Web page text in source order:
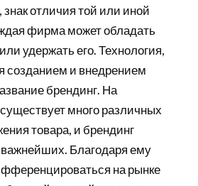
отличия той или иной
фирма может обладать
удержать его. Технология,
созданием и внедрением
брендинг. На
много различных
товара, и брендинг
Благодаря ему
на рынке